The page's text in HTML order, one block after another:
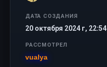
ДАТА СОЗДАНИЯ
20 октября 2024 г, 22:54
РАССМОТРЕЛ
vualya